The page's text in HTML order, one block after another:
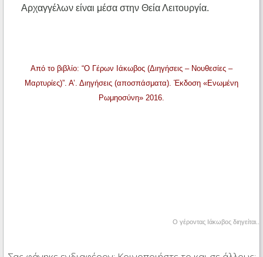
Αρχαγγέλων είναι μέσα στην Θεία Λειτουργία.
Από το βιβλίο: “Ο Γέρων Ιάκωβος (Διηγήσεις – Νουθεσίες –
Μαρτυρίες)”. Α’. Διηγήσεις (αποσπάσματα). Έκδοση «Ενωμένη
Ρωμηοσύνη» 2016.
O γέροντας Ιάκωβος διηγείται..